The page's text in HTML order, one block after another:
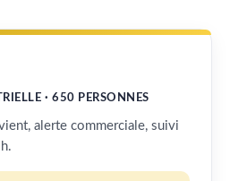
· 650 PERSONNES
alerte commerciale, suivi